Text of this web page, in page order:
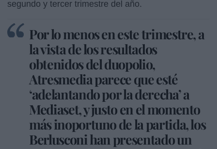
segundo y tercer trimestre del año.
Por lo menos en este trimestre, a
la vista de los resultados
obtenidos del duopolio,
Atresmedia parece que esté
‘adelantando por la derecha’ a
Mediaset, y justo en el momento
más inoportuno de la partida, los
Berlusconi han presentado un